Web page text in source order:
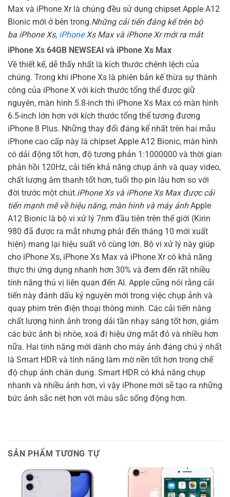
Max và iPhone Xr là chúng đều sử dụng chipset Apple A12
Bionic mới ở bên trong.Những cải tiến đáng kể trên bộ
ba iPhone Xs, iPhoneXs Max và iPhone Xr mới ra mắt
iPhone Xs 64GB NEWSEAl và iPhone Xs Max
Về thiết kế, dễ thấy nhất là kích thước chênh lệch của
chúng. Trong khi iPhone Xs là phiên bản kế thừa sự thành
công của iPhone X với kích thước tổng thể được giữ
nguyên, màn hình 5.8-inch thì iPhone Xs Max có màn hình
6.5-inch lớn hơn với kích thước tổng thể tương đương
iPhone 8 Plus. Những thay đổi đáng kể nhất trên hai mẫu
iPhone cao cấp này là chipset Apple A12 Bionic, màn hình
có dải động tốt hơn, độ tương phản 1:1000000 và thời gian
phản hồi 120Hz, cải tiến khả năng chụp ảnh và quay video,
chất lượng âm thanh tốt hơn, tuổi thọ pin lâu hơn so với
đời trước một chút.iPhone Xs và iPhone Xs Max được cải
tiến mạnh mẽ về hiệu năng, màn hình và máy ảnhApple
A12 Bionic là bộ vi xử lý 7nm đầu tiên trên thế giới (Kirin
980 đã được ra mắt nhưng phải đến tháng 10 mới xuất
hiện) mang lại hiệu suất vô cùng lớn. Bộ vi xử lý này giúp
cho iPhone Xs, iPhone Xs Max và iPhone Xr có khả năng
thực thi ứng dụng nhanh hơn 30% và đem đến rất nhiều
tính năng thú vị liên quan đến AI. Apple cũng nói rằng cải
tiến này đánh dấu kỷ nguyên mới trong việc chụp ảnh và
quay phim trên điện thoại thông minh. Các cải tiến nâng
chất lượng hình ảnh trong dải tần nhạy sáng tốt hơn, giảm
các bức ảnh bị nhòe, xoá đi hiệu ứng mắt đỏ và nhiều hơn
nữa. Hai tính năng mới dành cho máy ảnh đáng chú ý nhất
là Smart HDR và tính năng làm mờ nền tốt hơn trong chế
độ chụp ảnh chân dung. Smart HDR có khả năng chụp
nhanh và nhiều ảnh hơn, vì vậy iPhone mới sẽ tạo ra những
bức ảnh sắc nét hơn với màu sắc sống động hơn.
SẢN PHẨM TƯƠNG TỰ